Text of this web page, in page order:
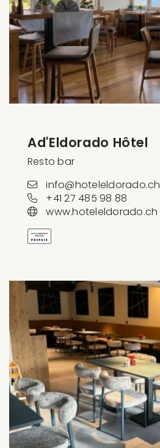
Ad'Eldorado Hôtel
Resto bar
info@hoteleldorado.ch
+41 27 485 98 88
www.hoteleldorado.ch